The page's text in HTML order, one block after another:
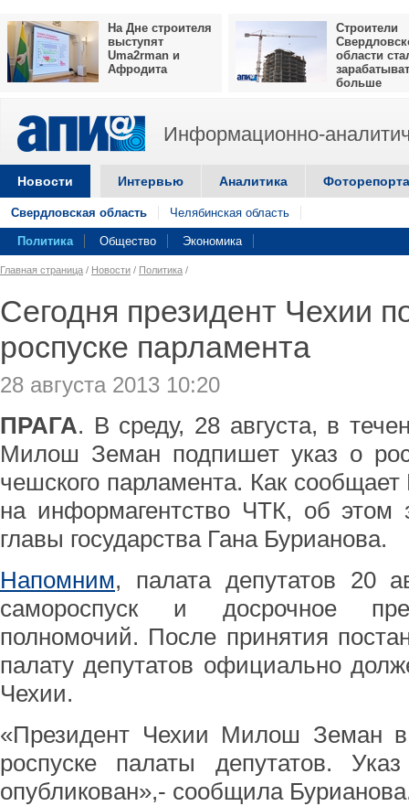
На Дне строителя
выступят
Uma2rman и
Афродита
Строители
области
больше
Информационно-
Новости Интервью Аналитика
Свердловская область Челябинская область
Политика Общество Экономика
Главная страница / Новости / Политика /
Сегодня президент Чехии
роспуске парламента
28 августа 2013 10:20
ПРАГА. В среду, 28 августа, в
Милош Земан подпишет указ о
чешского парламента. Как
на информагентство ЧТК, об этом
главы государства Гана Бурианова.
Напомним, палата депутатов 20
самороспуск и досрочное
полномочий. После принятия
палату депутатов официально
Чехии.
«Президент Чехии Милош Земан
роспуске палаты депутатов.
опубликован»,- сообщила